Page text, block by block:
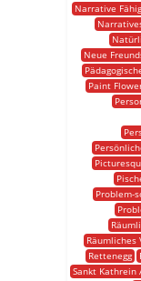
Narrative
Neue
Paint
Problem-
Räumliches
Rettenegg
Sankt Kathrein